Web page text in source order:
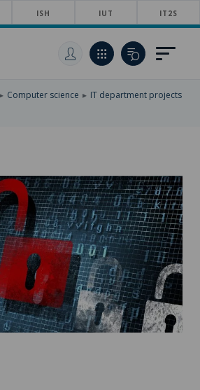
ISH IUT IT2S
Computer science
IT department projects